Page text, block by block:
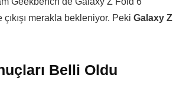
merakla bekleniyor. Peki Galaxy Z
Belli Oldu